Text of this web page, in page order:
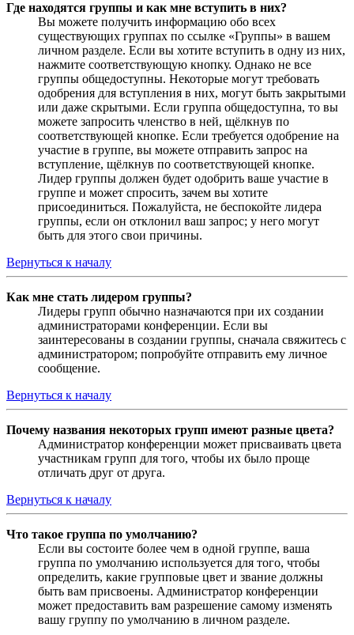
Где находятся группы и как мне вступить в них?
Вы можете получить информацию обо всех
существующих группах по ссылке «Группы» в вашем
личном разделе. Если вы хотите вступить в одну из них,
нажмите соответствующую кнопку. Однако не все
группы общедоступны. Некоторые могут требовать
одобрения для вступления в них, могут быть закрытыми
или даже скрытыми. Если группа общедоступна, то вы
можете запросить членство в ней, щёлкнув по
соответствующей кнопке. Если требуется одобрение на
участие в группе, вы можете отправить запрос на
вступление, щёлкнув по соответствующей кнопке.
Лидер группы должен будет одобрить ваше участие в
группе и может спросить, зачем вы хотите
присоединиться. Пожалуйста, не беспокойте лидера
группы, если он отклонил ваш запрос; у него могут
быть для этого свои причины.
Вернуться к началу
Как мне стать лидером группы?
Лидеры групп обычно назначаются при их создании
администраторами конференции. Если вы
заинтересованы в создании группы, сначала свяжитесь с
администратором; попробуйте отправить ему личное
сообщение.
Вернуться к началу
Почему названия некоторых групп имеют разные цвета?
Администратор конференции может присваивать цвета
участникам групп для того, чтобы их было проще
отличать друг от друга.
Вернуться к началу
Что такое группа по умолчанию?
Если вы состоите более чем в одной группе, ваша
группа по умолчанию используется для того, чтобы
определить, какие групповые цвет и звание должны
быть вам присвоены. Администратор конференции
может предоставить вам разрешение самому изменять
вашу группу по умолчанию в личном разделе.